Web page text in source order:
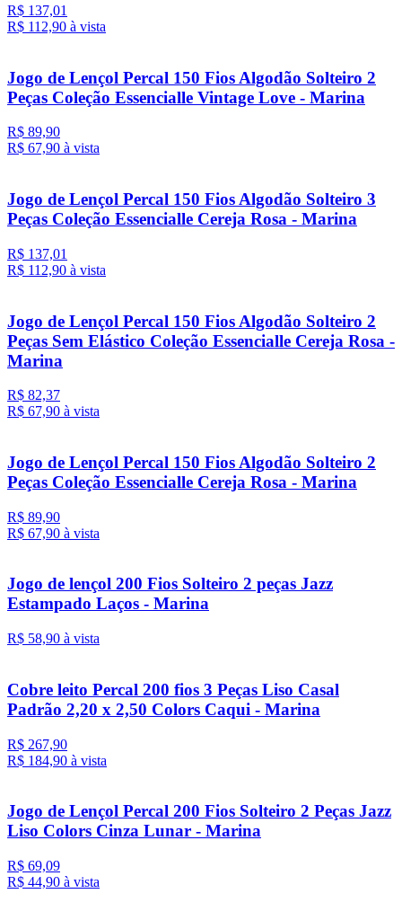
R$ 137,01
R$ 112,90 à vista
Jogo de Lençol Percal 150 Fios Algodão Solteiro 2
Peças Coleção Essencialle Vintage Love - Marina
R$ 89,90
R$ 67,90 à vista
Jogo de Lençol Percal 150 Fios Algodão Solteiro 3
Peças Coleção Essencialle Cereja Rosa - Marina
R$ 137,01
R$ 112,90 à vista
Jogo de Lençol Percal 150 Fios Algodão Solteiro 2
Peças Sem Elástico Coleção Essencialle Cereja Rosa -
Marina
R$ 82,37
R$ 67,90 à vista
Jogo de Lençol Percal 150 Fios Algodão Solteiro 2
Peças Coleção Essencialle Cereja Rosa - Marina
R$ 89,90
R$ 67,90 à vista
Jogo de lençol 200 Fios Solteiro 2 peças Jazz
Estampado Laços - Marina
R$ 58,90 à vista
Cobre leito Percal 200 fios 3 Peças Liso Casal
Padrão 2,20 x 2,50 Colors Caqui - Marina
R$ 267,90
R$ 184,90 à vista
Jogo de Lençol Percal 200 Fios Solteiro 2 Peças Jazz
Liso Colors Cinza Lunar - Marina
R$ 69,09
R$ 44,90 à vista